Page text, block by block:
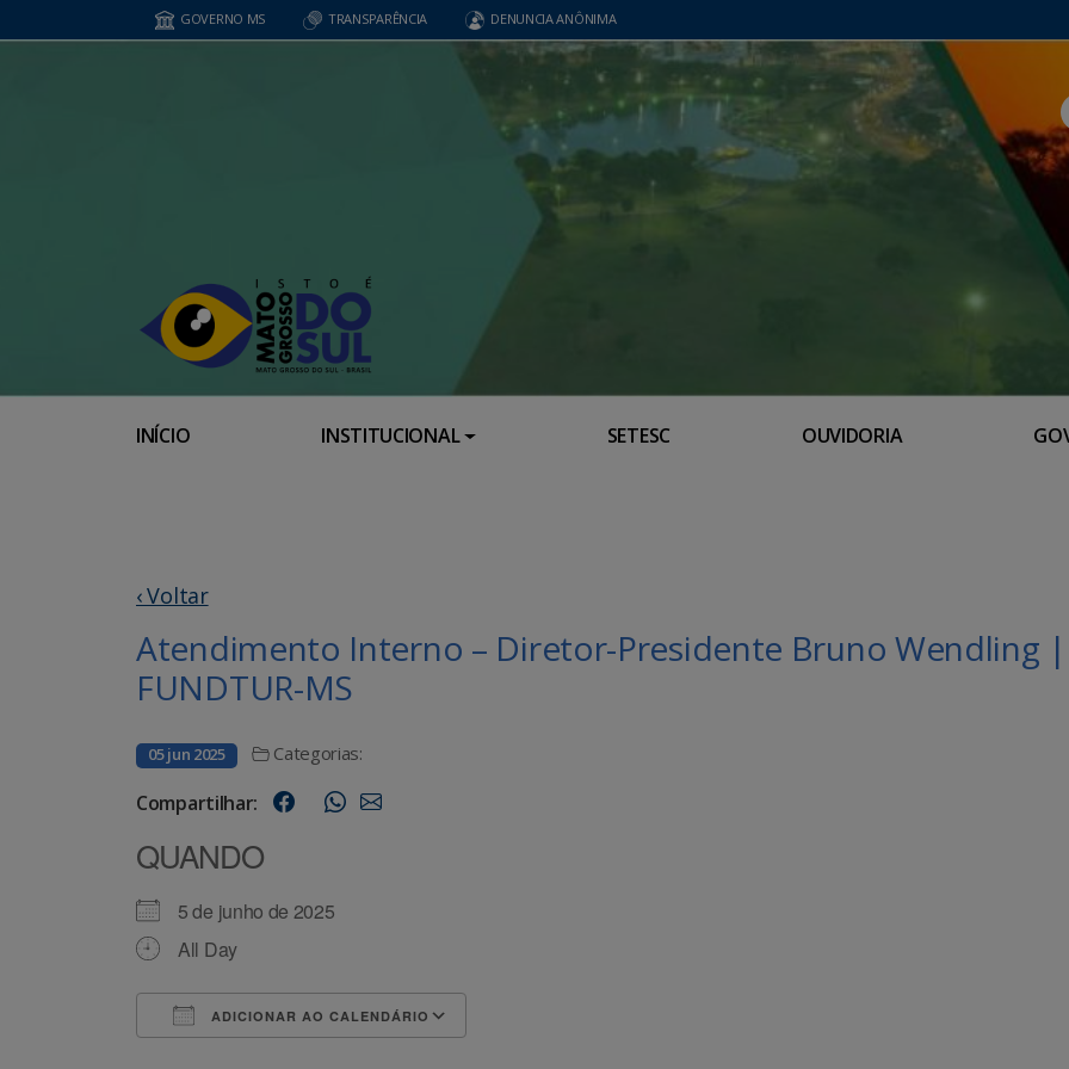
GOVERNO MS TRANSPARÊNCIA DENUNCIA ANÔNIMA
INÍCIO INSTITUCIONAL SETESC OUVIDORIA
‹ Voltar
Atendimento Interno – Diretor-Presidente Bruno Wendling |
FUNDTUR-MS
05 jun 2025 Categorias:
Compartilhar:
QUANDO
5 de junho de 2025
All Day
ADICIONAR AO CALENDÁRIO